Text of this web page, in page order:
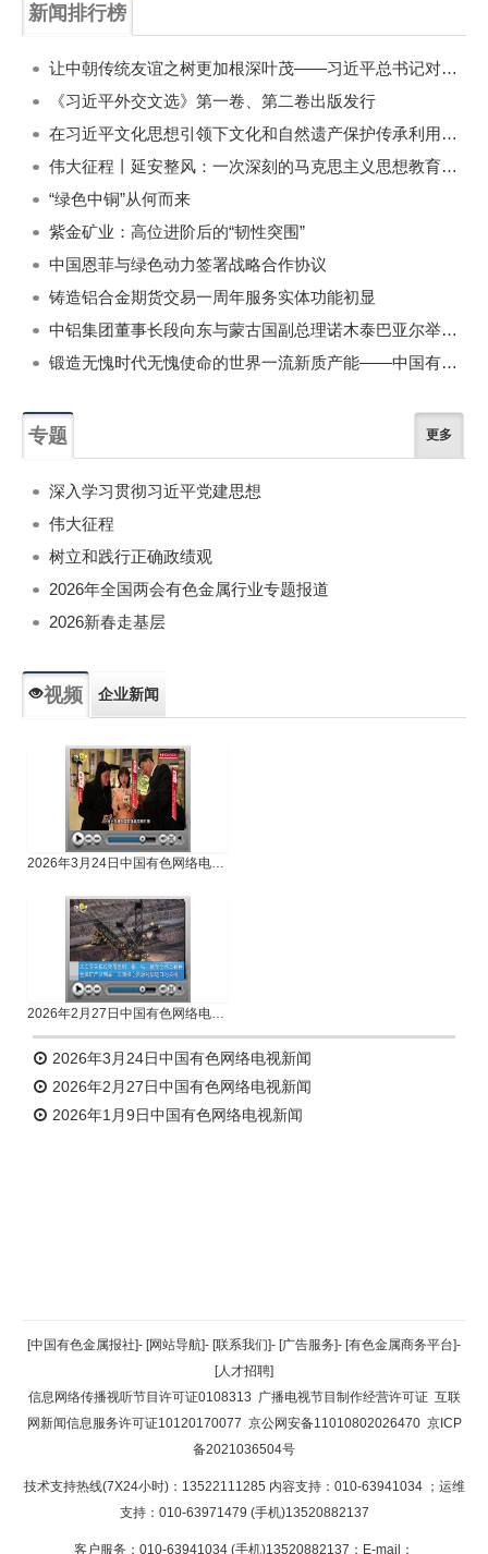
新闻排行榜
让中朝传统友谊之树更加根深叶茂——习近平总书记对朝鲜进行国事访问纪实
《习近平外交文选》第一卷、第二卷出版发行
在习近平文化思想引领下文化和自然遗产保护传承利用工作开创新局面
伟大征程丨延安整风：一次深刻的马克思主义思想教育运动
“绿色中铜”从何而来
紫金矿业：高位进阶后的“韧性突围”
中国恩菲与绿色动力签署战略合作协议
铸造铝合金期货交易一周年服务实体功能初显
中铝集团董事长段向东与蒙古国副总理诺木泰巴亚尔举行会谈
锻造无愧时代无愧使命的世界一流新质产能——中国有色金属工业的战略应对与破局之道（二）
专题 更多
深入学习贯彻习近平党建思想
伟大征程
树立和践行正确政绩观
2026年全国两会有色金属行业专题报道
2026新春走基层
视频 企业新闻
2026年3月24日中国有色网络电视新闻
2026年2月27日中国有色网络电视新闻
2026年3月24日中国有色网络电视新闻
2026年2月27日中国有色网络电视新闻
2026年1月9日中国有色网络电视新闻
返回顶部
返回首页
[中国有色金属报社]- [网站导航]- [联系我们]- [广告服务]- [有色金属商务平台]-
[人才招聘]
信息网络传播视听节目许可证0108313 广播电视节目制作经营许可证 互联
网新闻信息服务许可证10120170077 京公网安备11010802026470 京ICP
备2021036504号
技术支持热线(7X24小时)：13522111285 内容支持：010-63941034 ；运维
支持：010-63971479 (手机)13520882137
客户服务：010-63941034 (手机)13520882137；E-mail：